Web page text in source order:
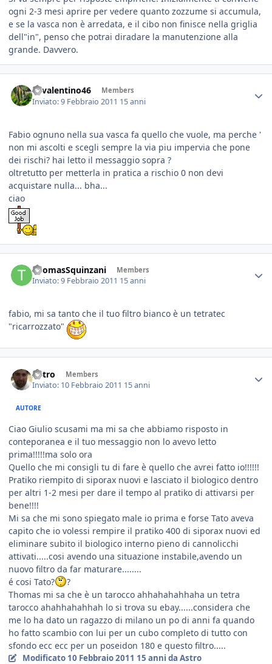
ogni 2-3 mesi aprire per vedere quanto zozzume si accumula,
e se la vasca non è arredata, e il cibo non finisce nella griglia
dell"in", penso che potrai diradare la manutenzione alla
grande. Davvero.
46valentino46 Members
Inviato:9 Febbraio 2011 15 anni
Fabio ognuno nella sua vasca fa quello che vuole, ma perche '
non mi ascolti e scegli sempre la via piu impervia che pone
dei rischi? hai letto il messaggio sopra ?
oltretutto per metterla in pratica a rischio 0 non devi
acquistare nulla... bha...
ciao
ThomasSquinzani Members
Inviato:9 Febbraio 2011 15 anni
fabio, mi sa tanto che il tuo filtro bianco è un tetratec
"ricarrozzato"
Astro Members
Inviato: 10 Febbraio 2011 15 anni
AUTORE
Ciao Giulio scusami ma mi sa che abbiamo risposto in
conteporanea e il tuo messaggio non lo avevo letto
prima!!!!!ma solo ora
Quello che mi consigli tu di fare è quello che avrei fatto io!!!!!!
Pratiko riempito di siporax nuovi e lasciato il biologico dentro
per altri 1-2 mesi per dare il tempo al pratiko di attivarsi per
bene!!!!
Mi sa che mi sono spiegato male io prima e forse Tato aveva
capito che io volessi rempire il pratiko 400 di siporax nuovi ed
eliminare subito il biologico interno pieno di cannolicchi
attivati.....cosi avendo una situazione instabile,avendo un
nuovo filtro da far maturare........
é cosi Tato?
?
Thomas mi sa che è un tarocco ahhahahahhaha un tetra
tarocco ahahhahahhah lo si trova su ebay......considera che
me lo ha dato un ragazzo di milano un po di anni fa quando
ho fatto scambio con lui per un cubo completo di tutto con
sfondo ecc ecc per un poseidon 180 e questo filtro.....
Modificato 10 Febbraio 2011 15 anni da Astro